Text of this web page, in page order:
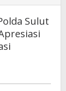
Sulut